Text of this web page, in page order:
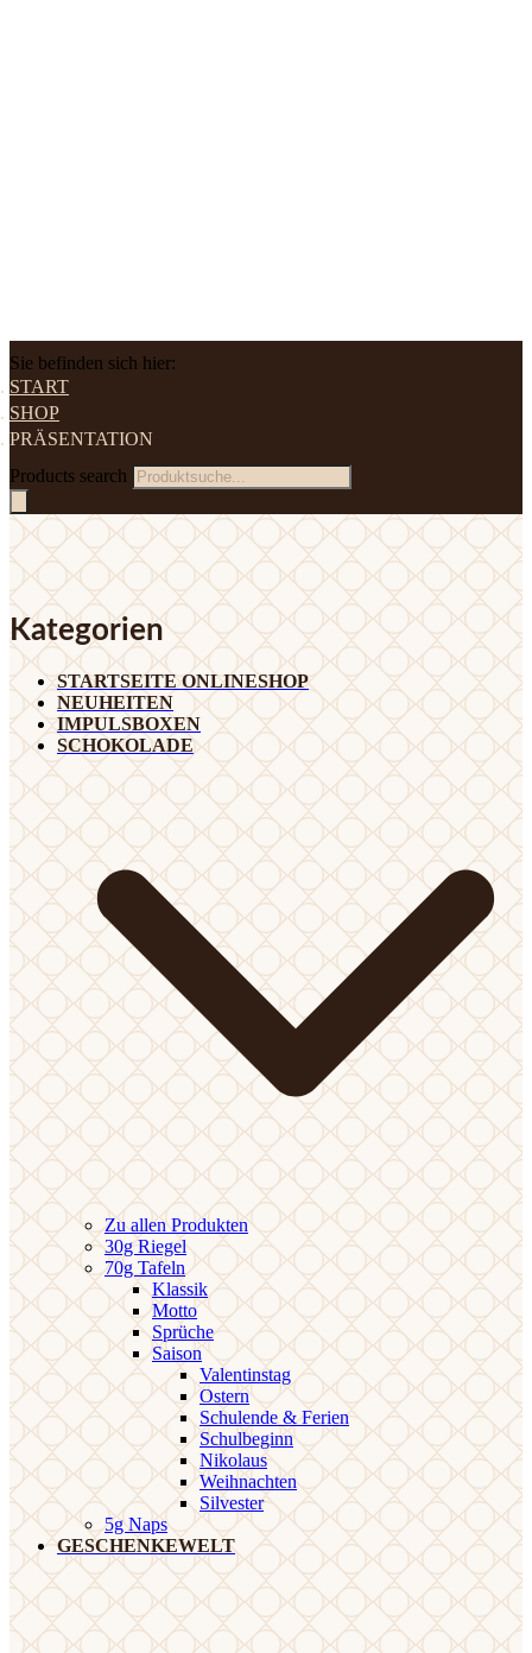
Sie befinden sich hier:
START
SHOP
PRÄSENTATION
Products search
Kategorien
STARTSEITE ONLINESHOP
NEUHEITEN
IMPULSBOXEN
SCHOKOLADE
Zu allen Produkten
30g Riegel
70g Tafeln
Klassik
Motto
Sprüche
Saison
Valentinstag
Ostern
Schulende & Ferien
Schulbeginn
Nikolaus
Weihnachten
Silvester
5g Naps
GESCHENKEWELT